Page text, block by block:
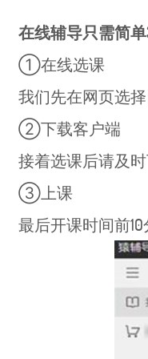
在线辅导只需简单
①在线选课
我们先在网页选择
②下载客户端
接着选课后请及
③上课
最后开课时间前